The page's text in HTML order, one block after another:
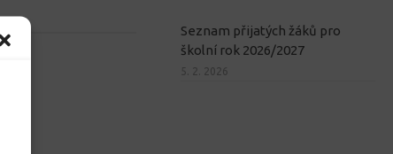
Seznam přijatých žáků pro
školní rok 2026/2027
5. 2. 2026